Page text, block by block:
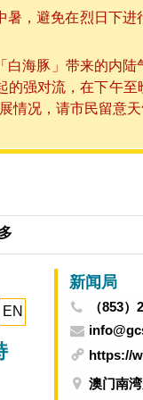
，避免在烈日下
海豚」带来的内
强对流，在下午至
情况，请市民留意
EN
新闻局
（853
https://
澳门南